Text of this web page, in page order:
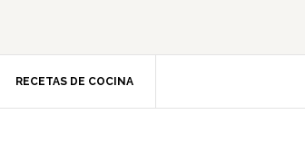
RECETAS DE COCINA